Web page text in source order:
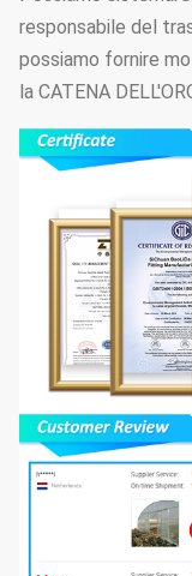
responsabile del
possiamo fornire
la CATENA